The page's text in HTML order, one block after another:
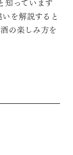
知っています
を解説すると
の楽しみ方を